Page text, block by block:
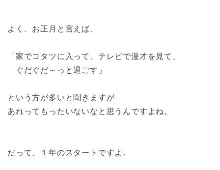
よく、お正月と言えば、
「家でコタツに入って、テレビで漫才を見て、
ぐだぐだ～っと過ごす」
という方が多いと聞きますが
あれってもったいないなと思うんですよね。
だって、１年のスタートですよ。